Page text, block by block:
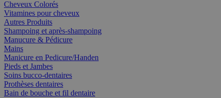
Cheveux Colorés
Vitamines pour cheveux
Autres Produits
Shampoing et après-shampoing
Manucure & Pédicure
Mains
Manicure en Pedicure/Handen
Pieds et Jambes
Soins bucco-dentaires
Prothèses dentaires
Bain de bouche et fil dentaire